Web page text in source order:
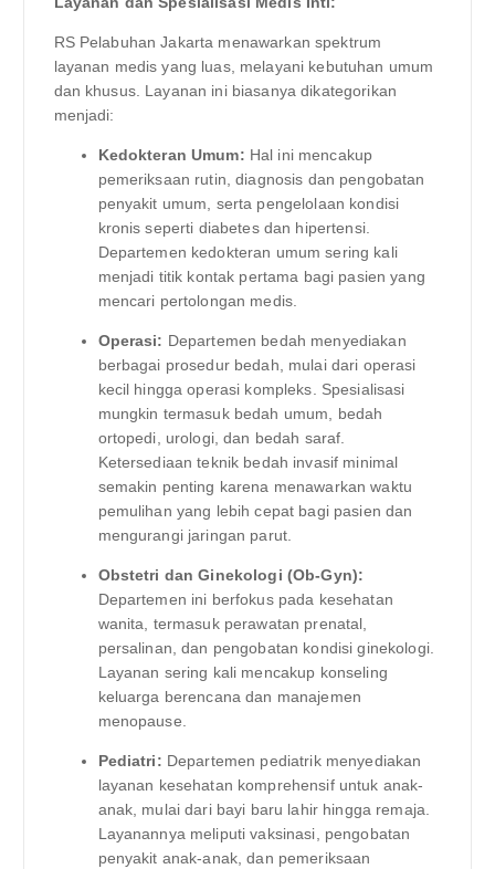
RS Pelabuhan Jakarta menawarkan spektrum
layanan medis yang luas, melayani kebutuhan umum
dan khusus. Layanan ini biasanya dikategorikan
menjadi:
Kedokteran Umum: Hal ini mencakup
pemeriksaan rutin, diagnosis dan pengobatan
penyakit umum, serta pengelolaan kondisi
kronis seperti diabetes dan hipertensi.
Departemen kedokteran umum sering kali
menjadi titik kontak pertama bagi pasien yang
mencari pertolongan medis.
Operasi: Departemen bedah menyediakan
berbagai prosedur bedah, mulai dari operasi
kecil hingga operasi kompleks. Spesialisasi
mungkin termasuk bedah umum, bedah
ortopedi, urologi, dan bedah saraf.
Ketersediaan teknik bedah invasif minimal
semakin penting karena menawarkan waktu
pemulihan yang lebih cepat bagi pasien dan
mengurangi jaringan parut.
Obstetri dan Ginekologi (Ob-Gyn):
Departemen ini berfokus pada kesehatan
wanita, termasuk perawatan prenatal,
persalinan, dan pengobatan kondisi ginekologi.
Layanan sering kali mencakup konseling
keluarga berencana dan manajemen
menopause.
Pediatri: Departemen pediatrik menyediakan
layanan kesehatan komprehensif untuk anak-
anak, mulai dari bayi baru lahir hingga remaja.
Layanannya meliputi vaksinasi, pengobatan
penyakit anak-anak, dan pemeriksaan